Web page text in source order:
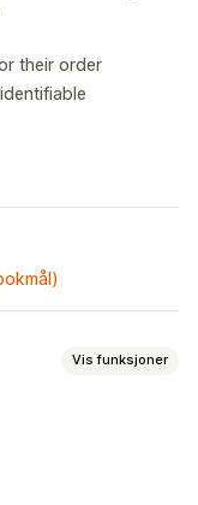
their order
Vis funksjoner